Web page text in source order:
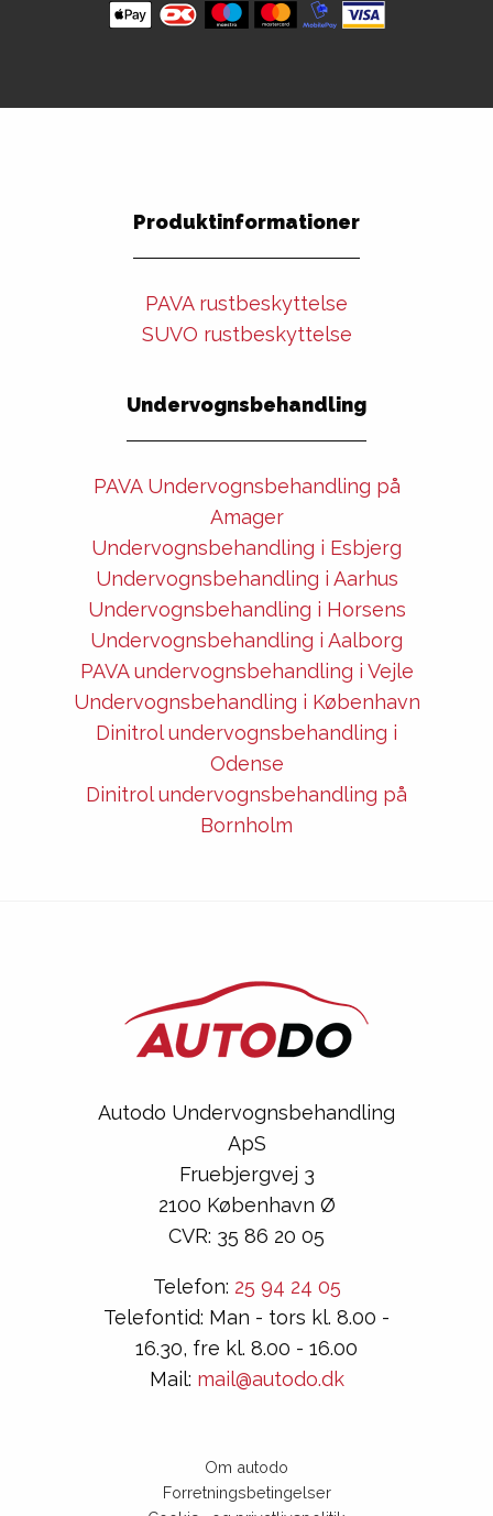
Produktinformationer
PAVA rustbeskyttelse
SUVO rustbeskyttelse
Undervognsbehandling
PAVA Undervognsbehandling på
Amager
Undervognsbehandling i Esbjerg
Undervognsbehandling i Aarhus
Undervognsbehandling i Horsens
Undervognsbehandling i Aalborg
PAVA undervognsbehandling i Vejle
Undervognsbehandling i København
Dinitrol undervognsbehandling i
Odense
Dinitrol undervognsbehandling på
Bornholm
Autodo Undervognsbehandling
ApS
Fruebjergvej 3
2100 København Ø
CVR: 35 86 20 05
Telefon: 25 94 24 05
Telefontid: Man - tors kl. 8.00 -
16.30, fre kl. 8.00 - 16.00
Mail: mail@autodo.dk
Om autodo
Forretningsbetingelser